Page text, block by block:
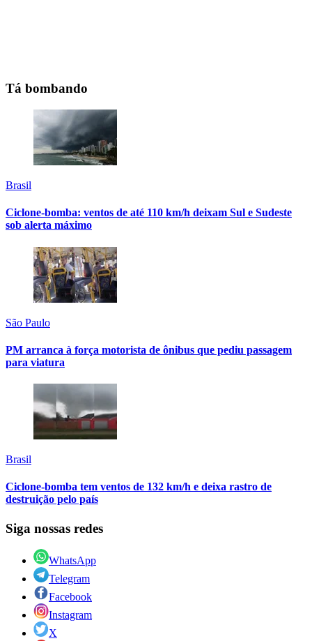
Tá bombando
Brasil
Ciclone-bomba: ventos de até 110 km/h deixam Sul e Sudeste
sob alerta máximo
São Paulo
PM arranca à força motorista de ônibus que pediu passagem
para viatura
Brasil
Ciclone-bomba tem ventos de 132 km/h e deixa rastro de
destruição pelo país
Siga nossas redes
WhatsApp
Telegram
Facebook
Instagram
X